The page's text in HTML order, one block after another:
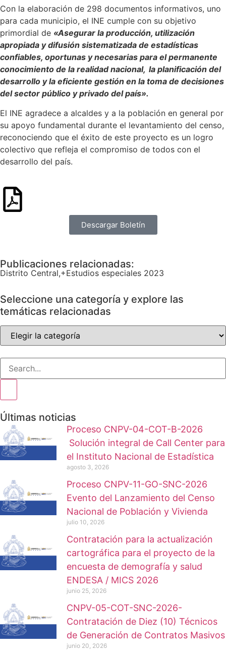
Con la elaboración de 298 documentos informativos, uno
para cada municipio, el INE cumple con su objetivo
primordial de «Asegurar la producción, utilización
apropiada y difusión sistematizada de estadísticas
confiables, oportunas ynecesarias para el permanente
conocimiento de la realidad nacional, la planificación del
desarrollo y la eficiente gestión en la toma de decisiones
del sector público y privado del país».
El INE agradece a alcaldes y a la población en general por
su apoyo fundamental durante el levantamiento del censo,
reconociendo que el éxito de este proyecto es un logro
colectivo que refleja el compromiso de todos con el
desarrollo del país.
Descargar Boletín
Publicaciones relacionadas:
Distrito Central,+Estudios especiales 2023
Seleccione una categoría y explore las
temáticas relacionadas
Últimas noticias
Proceso CNPV-04-COT-B-2026
Solución integral de Call Center para
el Instituto Nacional de Estadística
agosto 3, 2026
Proceso CNPV-11-GO-SNC-2026
Evento del Lanzamiento del Censo
Nacional de Población y Vivienda
julio 10, 2026
Contratación para la actualización
cartográfica para el proyecto de la
encuesta de demografía y salud
ENDESA / MICS 2026
junio 25, 2026
CNPV-05-COT-SNC-2026-
Contratación de Diez (10) Técnicos
de Generación de Contratos Masivos
junio 20, 2026